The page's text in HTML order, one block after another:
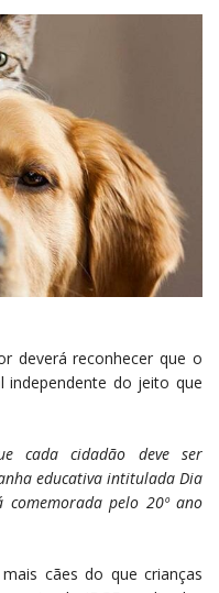
deverá reconhecer que o
independente do jeito que
cada cidadão deve ser
educativa intitulada Dia
pelo 20º ano
cães do que crianças